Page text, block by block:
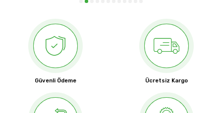
Güvenli Ödeme Ücretsiz Kargo